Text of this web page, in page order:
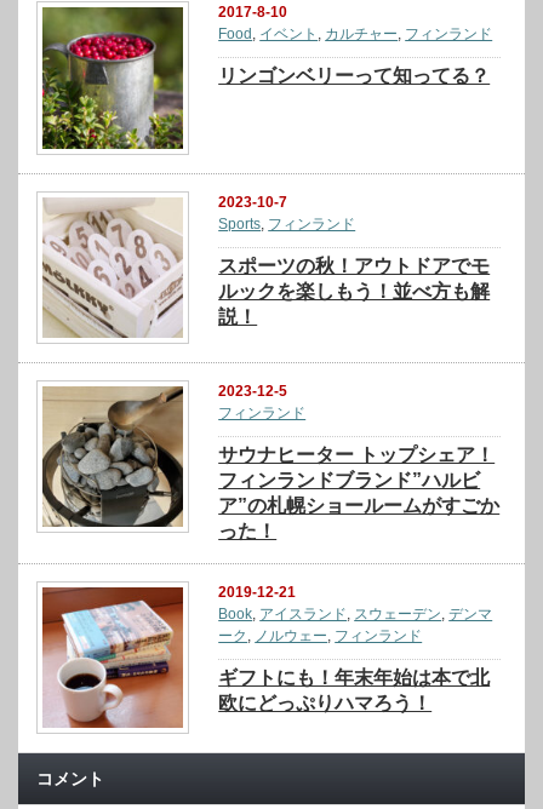
2017-8-10
Food , イベント , カルチャー, フィンランド
リンゴンベリーって知ってる？
2023-10-7
Sports フィンランド
スポーツの秋！アウトドアでモ
ルックを楽しもう！並べ方も解
説！
2023-12-5
フィンランド
サウナヒーター トップシェア！
フィンランドブランド”ハルビ
ア”の札幌ショールームがすごか
った！
2019-12-21
Book, アイスランド, スウェーデン,デンマ
ーク , ノルウェー, フィンランド
ギフトにも！年末年始は本で北
欧にどっぷりハマろう！
コメント